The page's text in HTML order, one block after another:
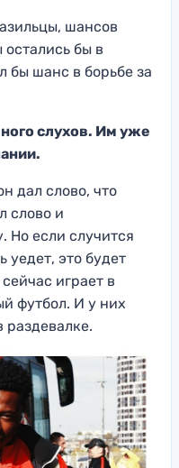
шансов
бы в
бы шанс в борьбе за
слухов. Им уже
дал слово, что
слово и
Но если случится
уедет, это будет
играет в
футбол. И у них
раздевалке.